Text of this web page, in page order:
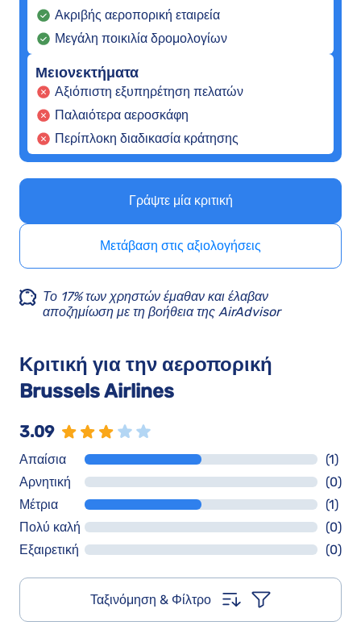
Ακριβής αεροπορική εταιρεία
Μεγάλη ποικιλία δρομολογίων
Μειονεκτήματα
Αξιόπιστη εξυπηρέτηση πελατών
Παλαιότερα αεροσκάφη
Περίπλοκη διαδικασία κράτησης
Γράψτε μία κριτική
Μετάβαση στις αξιολογήσεις
Το 17% των χρηστών έμαθαν και έλαβαν
αποζημίωση με τη βοήθεια της AirAdvisor
Κριτική για την αεροπορική
Brussels Airlines
3.09
Απαίσια
(1)
Αρνητική
(0)
Μέτρια
(1)
Πολύ καλή
(0)
Εξαιρετική
(0)
Ταξινόμηση & Φίλτρο